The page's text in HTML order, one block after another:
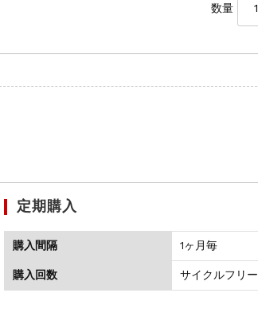
数量
定期購入
購入間隔 1ヶ月毎
購入回数 サイクルフリー